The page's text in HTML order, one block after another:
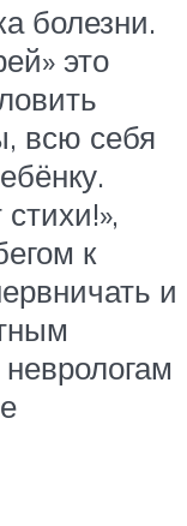
болезни.
это
всю себя
к
и